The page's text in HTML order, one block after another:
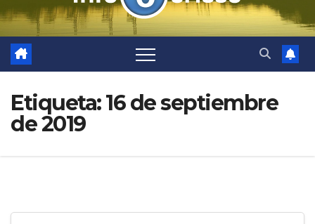
Etiqueta:16 de septiembre
de 2019